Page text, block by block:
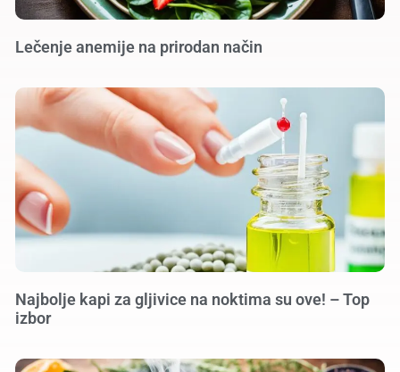
Lečenje anemije na prirodan način
Najbolje kapi za gljivice na noktima su ove! – Top
izbor